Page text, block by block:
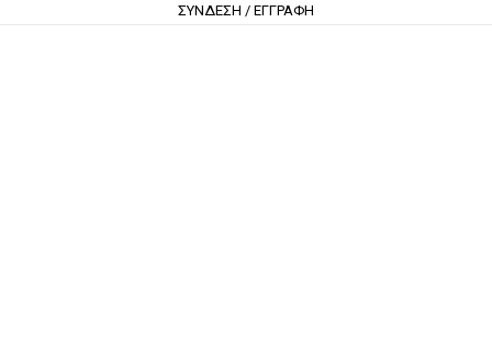
ΣΥΝΔΕΣΗ / ΕΓΓΡΑΦΗ